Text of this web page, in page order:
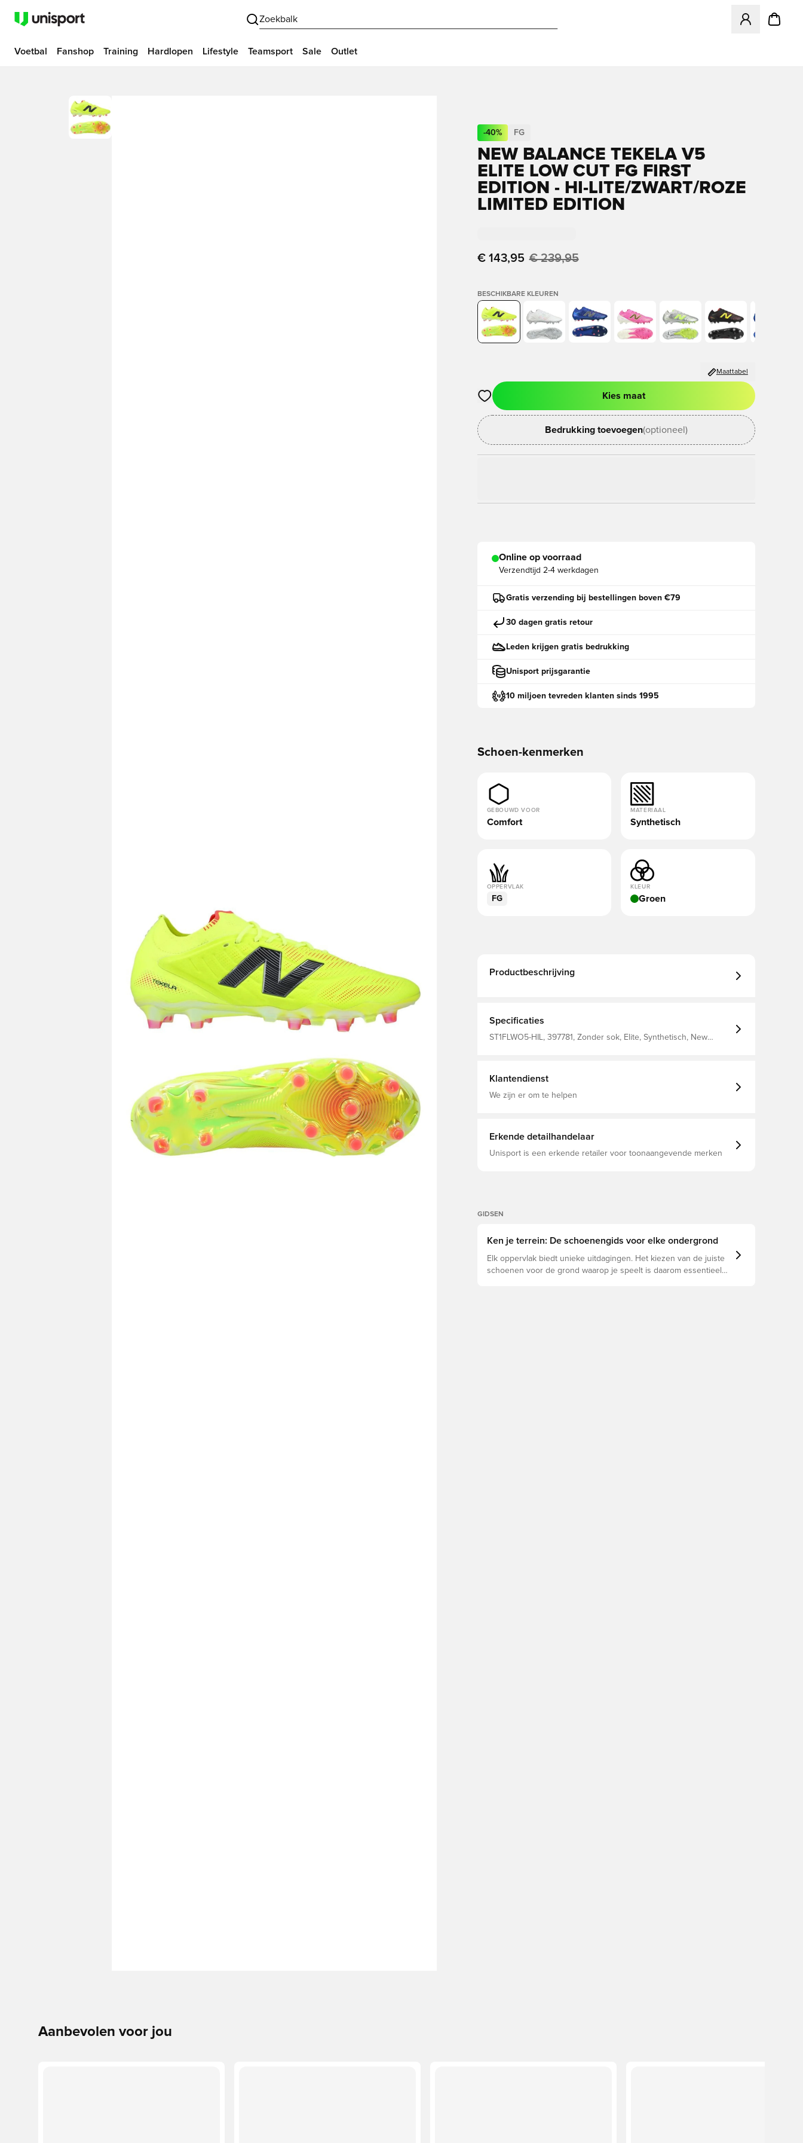
Zoekbalk
Opent een
Voetbal Fanshop Training Hardlopen Lifestyle Teamsport Sale Outlet
-40% FG
NEW BALANCE TEKELA V5
ELITE LOW CUT FG FIRST
EDITION - HI-LITE/ZWART/ROZE
LIMITED EDITION
€ 143,95 € 239,95
BESCHIKBARE KLEUREN
Maattabel
Opent een venster om in te loggen of je aan te melden als lid
Kies maat
Bedrukking toevoegen(optioneel)
Online op voorraad
Verzendtijd 2-4 werkdagen
Gratis verzending bij bestellingen boven €79
30 dagen gratis retour
Leden krijgen gratis bedrukking
Unisport prijsgarantie
10 miljoen tevreden klanten sinds 1995
Schoen-kenmerken
GEBOUWD VOOR
Comfort
MATERIAAL
Synthetisch
OPPERVLAK
FG
KLEUR
Groen
Productbeschrijving
Specificaties
ST1FLWO5-HIL, 397781, Zonder sok, Elite, Synthetisch, New
Klantendienst
We zijn er om te helpen
Erkende detailhandelaar
Unisport is een erkende retailer voor toonaangevende merken
GIDSEN
Ken je terrein: De schoenengids voor elke ondergrond
Elk oppervlak biedt unieke uitdagingen. Het kiezen van de juiste
schoenen voor de grond waarop je speelt is daarom essentieel
Aanbevolen voor jou